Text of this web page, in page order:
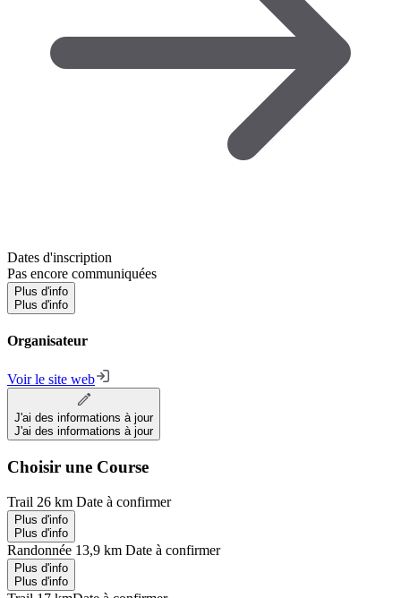
Dates d'inscription
Pas encore communiquées
Plus d'info
Plus d'info
Organisateur
Voir le site web
J'ai des informations à jour
J'ai des informations à jour
Choisir une Course
Trail 26 km Date à confirmer
Plus d'info
Plus d'info
Randonnée 13,9 km Date à confirmer
Plus d'info
Plus d'info